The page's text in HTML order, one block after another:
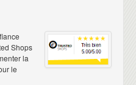
Shops
la
le